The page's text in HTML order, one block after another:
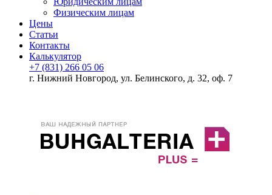
Физическим лицам
Цены
Статьи
Контакты
Калькулятор
+7 (831) 266 05 06
г. Нижний Новгород, ул. Белинского, д. 32, оф. 7